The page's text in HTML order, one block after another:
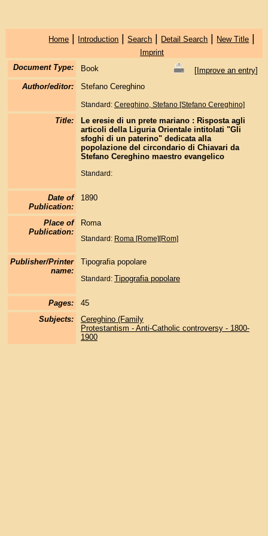
Home | Introduction |Search | Detail Search | New Title |
Imprint
Document Type:
Book [Improve an entry]
Author/editor:
Stefano Cereghino
Standard: Cereghino, Stefano [Stefano Cereghino]
Title:
Le eresie di un prete mariano : Risposta agli
articoli della Liguria Orientale intitolati "Gli
sfoghi di un paterino" dedicata alla
popolazione del circondario di Chiavari da
Stefano Cereghino maestro evangelico
Standard:
Date of
Publication:
1890
Place of
Publication:
Roma
Standard: Roma [Rome][Rom]
Publisher/Printer
name:
Tipografia popolare
Standard: Tipografia popolare
Pages:
45
Subjects:
Cereghino (Family
Protestantism - Anti-Catholic controversy - 1800-
1900